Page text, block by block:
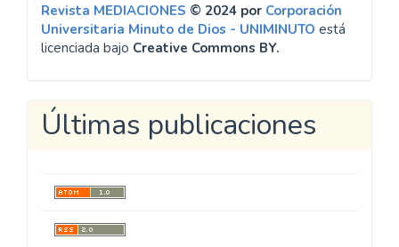
Revista MEDIACIONES © 2024 por Corporación
Universitaria Minuto de Dios - UNIMINUTO está
licenciada bajo Creative Commons BY.
Últimas publicaciones